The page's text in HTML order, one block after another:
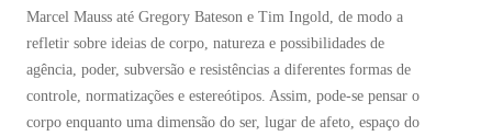
Marcel Mauss até Gregory Bateson e Tim Ingold, de modo a
refletir sobre ideias de corpo, natureza e possibilidades de
agência, poder, subversão e resistências a diferentes formas de
controle, normatizações e estereótipos. Assim, pode-se pensar o
corpo enquanto uma dimensão do ser, lugar de afeto, espaço do